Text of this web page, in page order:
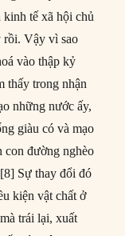
kinh tế xã hội chủ
rồi. Vậy vì sao
vào thập kỷ
thấy trong nhận
những nước ấy,
giàu có và mạo
con đường nghèo
Sự thay đổi đó
kiện vật chất ở
trái lại, xuất